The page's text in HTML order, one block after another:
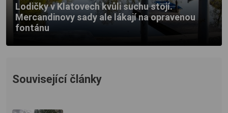
Lodičky v Klatovech kvůli suchu stojí.
Mercandinovy sady ale lákají na opravenou
fontánu
Související články